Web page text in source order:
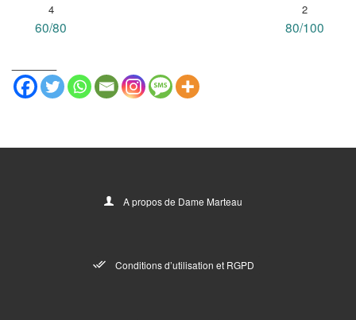
4
60/80
2
80/100
A propos de Dame Marteau
Conditions d’utilisation et RGPD